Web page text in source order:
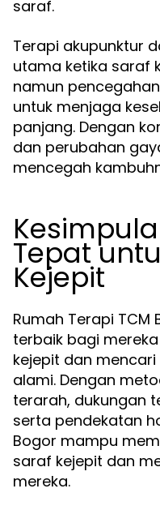
saraf.
Terapi akupunktur
utama ketika saraf
namun
untuk menjaga
panjang. Dengan
dan perubahan
mencegah
Tepat
Kejepit
Rumah Terapi
terbaik bagi
kejepit dan
alami. Dengan
terarah, dukungan
serta pendekatan
Bogor mampu
saraf kejepit dan
mereka.